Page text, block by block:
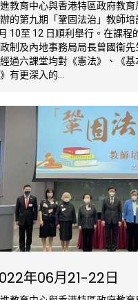
教育中心與香港特區政府教
的第九期「鞏固法治」教師
10至 12 日順利舉行。在課程
制及內地事務局局長曾國衞
過六課堂均對《憲法》、《
有更深入的...
年06月21-22日